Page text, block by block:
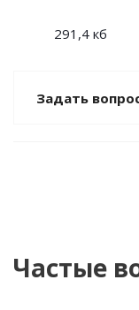
291,4 кб
Задать
Частые